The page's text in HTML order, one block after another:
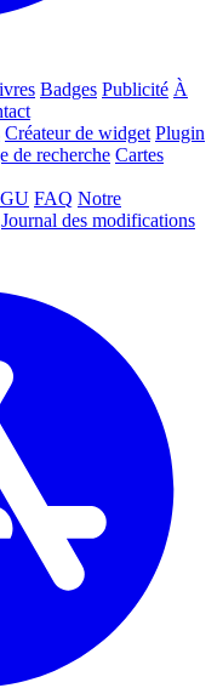
Badges Publicité À
Créateur de widget Plugin
de recherche Cartes
FAQ Notre
Journal des modifications